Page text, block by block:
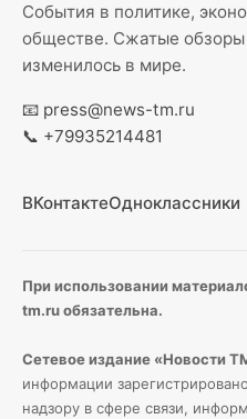
События в политике,
обществе. Сжатые обзоры
изменилось в мире.
📧 press@news-tm.ru
📞 +79935214481
ВКонтактеОдноклассники
При использовании
tm.ru обязательна.
Сетевое издание «Новости
информации
надзору в сфере связи,